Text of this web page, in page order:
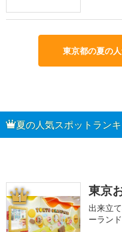
東京都の夏の
夏の人気スポットランキ
1 東京
出来立
ーランド